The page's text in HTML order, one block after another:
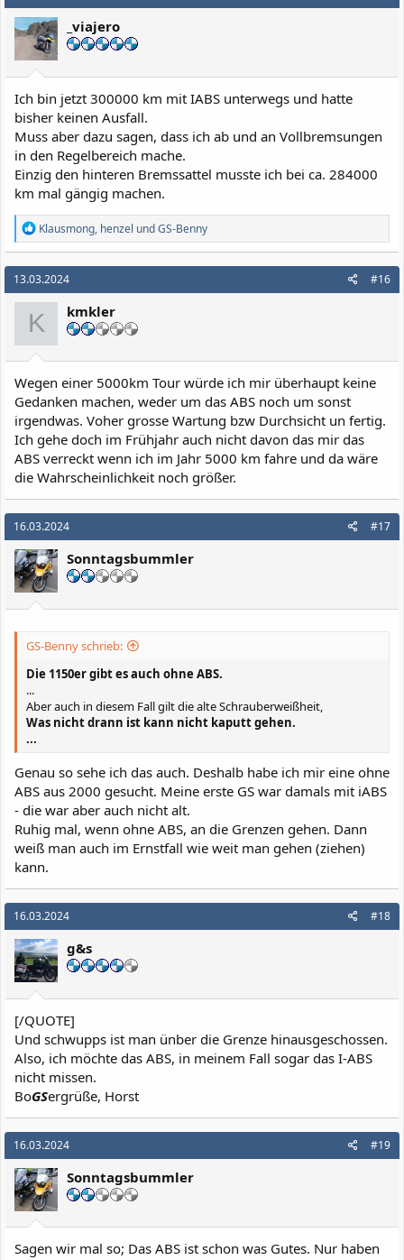
_viajero
Ich bin jetzt 300000 km mit IABS unterwegs und hatte
bisher keinen Ausfall.
Muss aber dazu sagen, dass ich ab und an Vollbremsungen
in den Regelbereich mache.
Einzig den hinteren Bremssattel musste ich bei ca. 284000
km mal gängig machen.
R
e
a
k
t
i
o
n
e
n
Klausmong, henzel undGS-Benny
13.03.2024 #16
K kmkler
Wegen einer 5000km Tour würde ich mir überhaupt keine
Gedanken machen, weder um das ABS noch um sonst
irgendwas. Voher grosse Wartung bzw Durchsicht un fertig.
Ich gehe doch im Frühjahr auch nicht davon das mir das
ABS verreckt wenn ich im Jahr 5000 km fahre und da wäre
die Wahrscheinlichkeit noch größer.
16.03.2024 #17
Sonntagsbummler
GS-Benny schrieb:
Die 1150er gibt es auch ohne ABS.
...
Aber auch in diesem Fall gilt die alte Schrauberweißheit,
Was nicht drann ist kann nicht kaputt gehen.
...
Genau so sehe ich das auch. Deshalb habe ich mir eine ohne
ABS aus 2000 gesucht. Meine erste GS war damals mit iABS
- die war aber auch nicht alt.
Ruhig mal, wenn ohne ABS, an die Grenzen gehen. Dann
weiß man auch im Ernstfall wie weit man gehen (ziehen)
kann.
16.03.2024 #18
g&s
[/QUOTE]
Und schwupps ist man ünber die Grenze hinausgeschossen.
Also, ich möchte das ABS, in meinem Fall sogar das I-ABS
nicht missen.
BoGSergrüße, Horst
16.03.2024 #19
Sonntagsbummler
Sagen wir mal so; Das ABS ist schon was Gutes. Nur haben